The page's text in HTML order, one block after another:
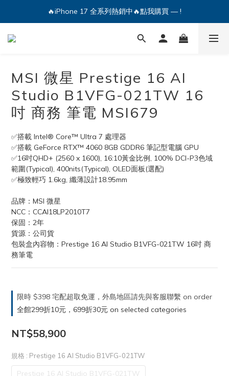
🔥iPhone 17 全系列熱銷中🔥點我購買 — !
💕加入Q哥 Line 新好友領優惠券！🎫
🔥iPhone 17 全系列熱銷中🔥點我購買 — !
MSI 微星 Prestige 16 AI
Studio B1VFG-021TW 16
吋 商務 筆電 MSI679
✅搭載 Intel® Core™ Ultra 7 處理器
✅搭載 GeForce RTX™ 4060 8GB GDDR6 筆記型電腦 GPU
✅16吋QHD+ (2560 x 1600), 16:10黃金比例, 100% DCI-P3色域
範圍(Typical), 400nits(Typical), OLED面板(選配)
✅極致輕巧 1.6kg, 纖薄設計18.95mm
品牌：MSI 微星
NCC：CCAI18LP2010T7
保固：2年
貨源：公司貨
包裝盒內容物：Prestige 16 AI Studio B1VFG-021TW 16吋 商
務筆電
限時 $398 宅配超取免運，外島地區請先與客服聯繫 on order
全館299折10元，699折30元 on selected categories
NT$58,900
規格 : Prestige 16 AI Studio B1VFG-021TW
Prestige 16 AI Studio B1VFG-021TW